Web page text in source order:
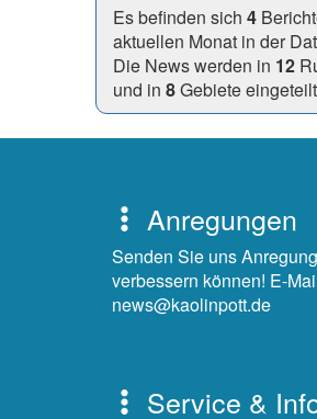
Es befinden sich 4
aktuellen Monat in der
Die News werden in 12
und in 8Gebiete
Anregungen
Senden Sie uns
verbessern können! E-
news@kaolinpott.de
Service &